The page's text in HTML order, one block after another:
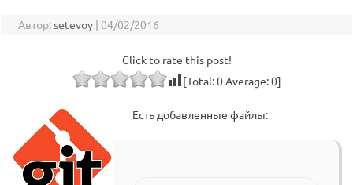
Автор:setevoy | 04/02/2016
Click to rate this post!
[Total:0Average:0]
Есть добавленные файлы: